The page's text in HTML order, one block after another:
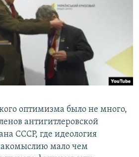
оптимизма было не много,
антигитлеровской
СССР, где идеология
мало чем